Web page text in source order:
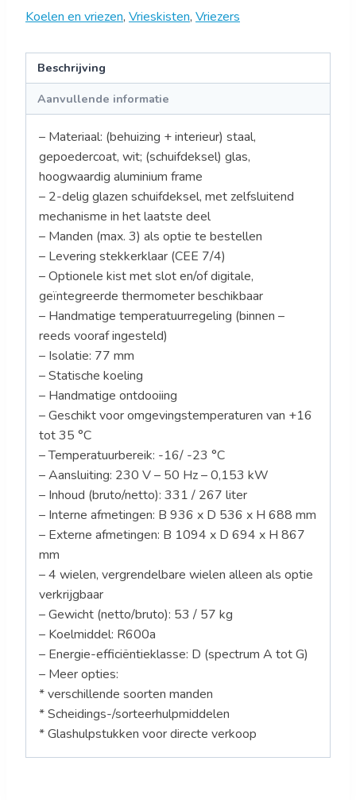
Koelen en vriezen, Vrieskisten, Vriezers
Beschrijving
Aanvullende informatie
– Materiaal: (behuizing + interieur) staal,
gepoedercoat, wit; (schuifdeksel) glas,
hoogwaardig aluminium frame
– 2-delig glazen schuifdeksel, met zelfsluitend
mechanisme in het laatste deel
– Manden (max. 3) als optie te bestellen
– Levering stekkerklaar (CEE 7/4)
– Optionele kist met slot en/of digitale,
geïntegreerde thermometer beschikbaar
– Handmatige temperatuurregeling (binnen –
reeds vooraf ingesteld)
– Isolatie: 77 mm
– Statische koeling
– Handmatige ontdooiing
– Geschikt voor omgevingstemperaturen van +16
tot 35 °C
– Temperatuurbereik: -16/ -23 °C
– Aansluiting: 230 V – 50 Hz – 0,153 kW
– Inhoud (bruto/netto): 331 / 267 liter
– Interne afmetingen: B 936 x D 536 x H 688 mm
– Externe afmetingen: B 1094 x D 694 x H 867
mm
– 4 wielen, vergrendelbare wielen alleen als optie
verkrijgbaar
– Gewicht (netto/bruto): 53 / 57 kg
– Koelmiddel: R600a
– Energie-efficiëntieklasse: D (spectrum A tot G)
– Meer opties:
* verschillende soorten manden
* Scheidings-/sorteerhulpmiddelen
* Glashulpstukken voor directe verkoop